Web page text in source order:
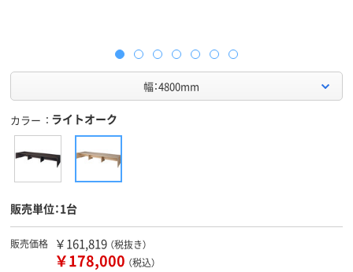
幅：4800mm
カラー ライトオーク
販売単位：1台
販売価格 ￥161,819 （税抜き）
￥178,000 （税込）